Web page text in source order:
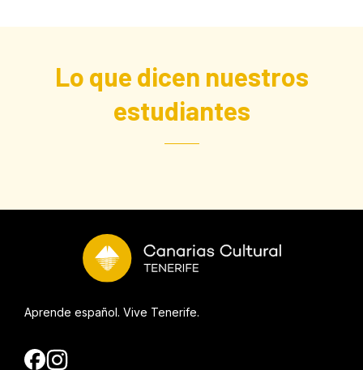
Lo que dicen nuestros
estudiantes
Aprende español. Vive Tenerife.